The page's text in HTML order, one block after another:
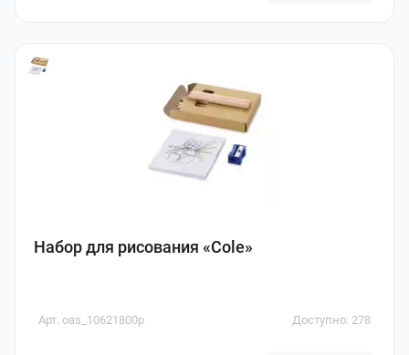
Набор для рисования «Cole»
Арт. oas_10621800p Доступно: 278